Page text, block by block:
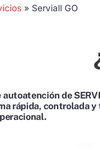
» Serviall GO
autoatención de
rápida, controlada
.